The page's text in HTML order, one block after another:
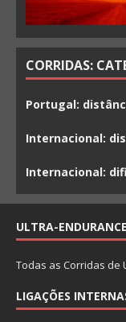
CORRIDAS:
Portugal:
Internacional:
Internacional:
ULTRA-
Todas as Corridas de
LIGAÇÕES